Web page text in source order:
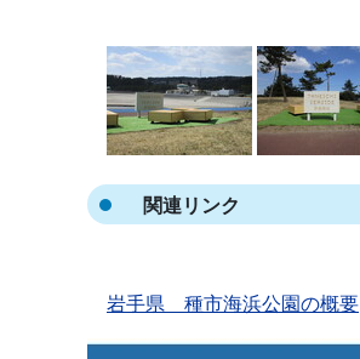
関連リンク
岩手県 種市海浜公園の概要